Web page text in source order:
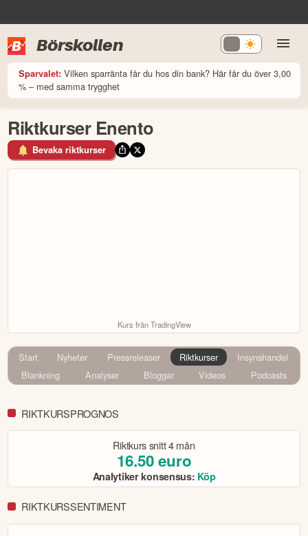
Börskollen
Sparvalet: Vilken sparränta får du hos din bank? Här får du över 3,00
% – med samma trygghet
Riktkurser Enento
Bevaka riktkurser
Kurs från TradingView
Start Nyheter Pressreleaser Riktkurser
Insynshandel
Blankning
Analyser Bloggar Videos Podcasts
RIKTKURSPROGNOS
Riktkurs snitt4 mån
16.50 euro
Analytiker konsensus: Köp
RIKTKURSSENTIMENT